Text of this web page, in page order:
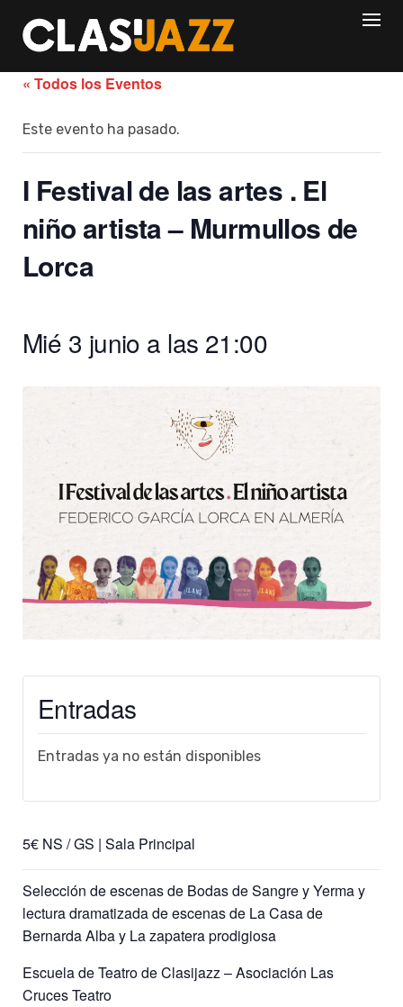
content
« Todos los Eventos
Este evento ha pasado.
I Festival de las artes . El
niño artista – Murmullos de
Lorca
Mié 3 junio a las 21:00
Entradas
Entradas ya no están disponibles
5€ NS / GS | Sala Principal
Selección de escenas de Bodas de Sangre y Yerma y
lectura dramatizada de escenas de La Casa de
Bernarda Alba y La zapatera prodigiosa
Escuela de Teatro de Clasijazz – Asociación Las
Cruces Teatro